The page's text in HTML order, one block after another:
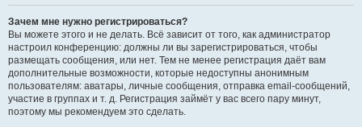
Зачем мне нужно регистрироваться?
Вы можете этого и не делать. Всё зависит от того, как администратор
настроил конференцию: должны ли вы зарегистрироваться, чтобы
размещать сообщения, или нет. Тем не менее регистрация даёт вам
дополнительные возможности, которые недоступны анонимным
пользователям: аватары, личные сообщения, отправка email-сообщений,
участие в группах и т. д. Регистрация займёт у вас всего пару минут,
поэтому мы рекомендуем это сделать.